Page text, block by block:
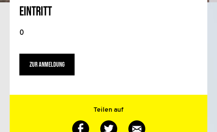
Eintritt
0
ZUR ANMELDUNG
Teilen auf
Auf
Auf
Via